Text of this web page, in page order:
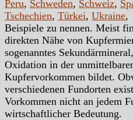
Peru, Schweden, Schweiz,
Tschechien, Türkei, Ukraine,
Beispiele zu nennen. Meist
direkten Nähe von
sogenanntes
Oxidation in der
Kupfervorkommen bildet.
verschiedenen Fundorten
Vorkommen nicht an jedem
wirtschaftlicher Bedeutung.